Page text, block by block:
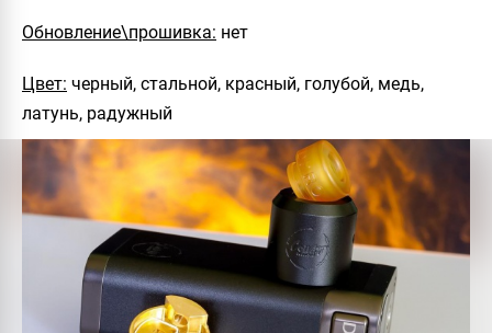
Обновление\прошивка: нет
Цвет: черный, стальной, красный, голубой, медь,
латунь, радужный